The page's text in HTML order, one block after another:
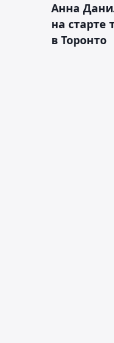
Анна
на старте
в Торонто